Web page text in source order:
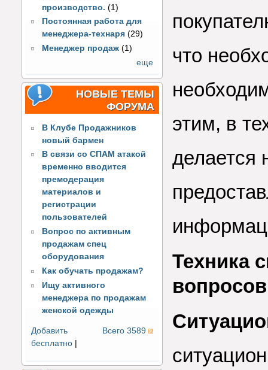
производство. (1)
Постоянная работа для
менеджера-технаря (29)
Менеджер продаж (1)
еще
НОВЫЕ ТЕМЫ
ФОРУМА
В Клубе Продажников
новый бармен
В связи со СПАМ атакой
временно вводится
премодерация
материалов и
регистрации
пользователей
Вопрос по активным
продажам спец
оборудования
Как обучать продажам?
Ищу активного
менеджера по продажам
женской одежды
Всего 3589
Добавить
бесплатно |
что
этим, в
делается
Техника